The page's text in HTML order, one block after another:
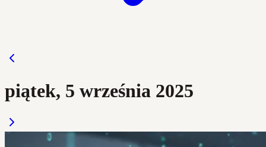
piątek, 5 września 2025